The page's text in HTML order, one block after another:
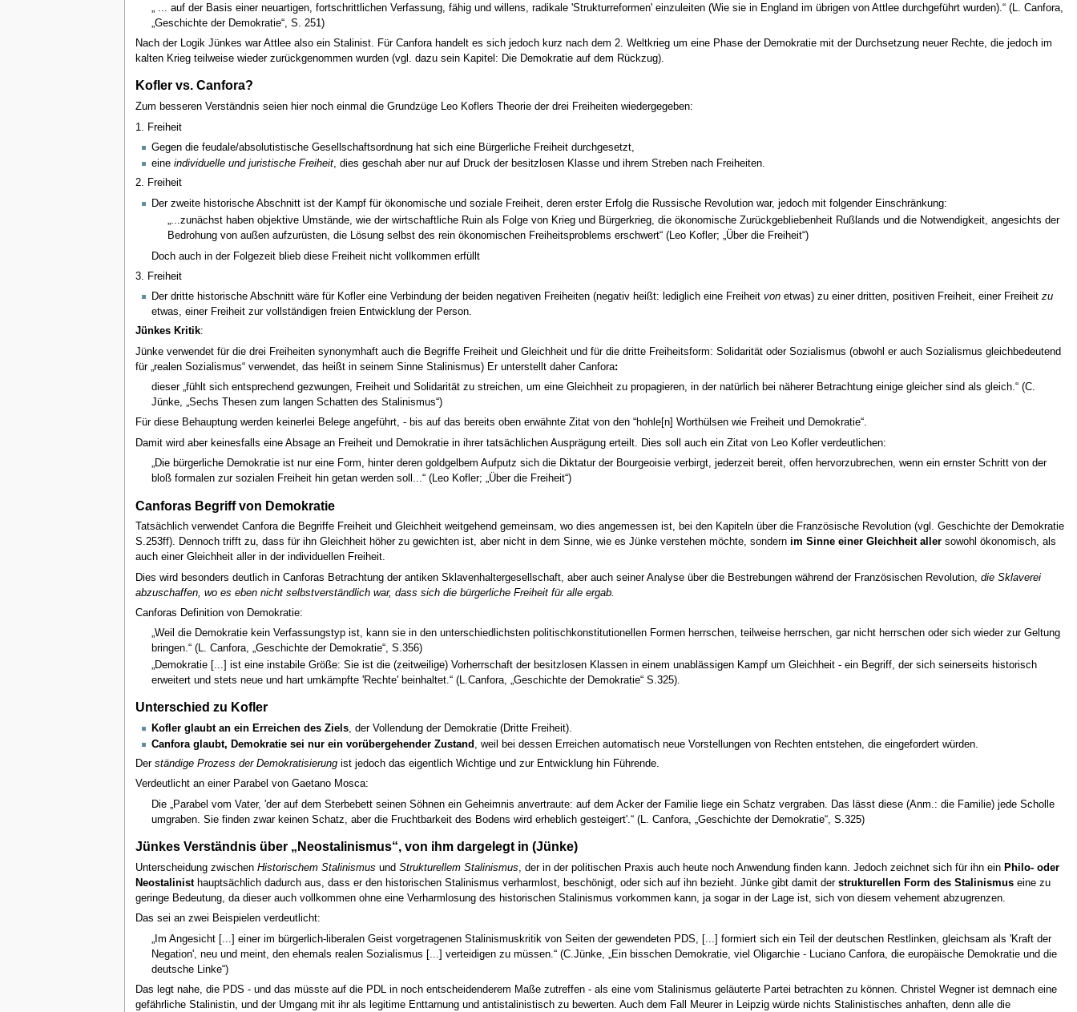
„ ... auf der Basis einer neuartigen, fortschrittlichen Verfassung, fähig und willens, radikale 'Strukturreformen' einzuleiten (Wie sie in England im übrigen von Attlee durchgeführt wurden).“ (L. Canfora,
„Geschichte der Demokratie“, S. 251)
Nach der Logik Jünkes war Attlee also ein Stalinist. Für Canfora handelt es sich jedoch kurz nach dem 2. Weltkrieg um eine Phase der Demokratie mit der Durchsetzung neuer Rechte, die jedoch im
kalten Krieg teilweise wieder zurückgenommen wurden (vgl. dazu sein Kapitel: Die Demokratie auf dem Rückzug).
Kofler vs. Canfora?
Zum besseren Verständnis seien hier noch einmal die Grundzüge Leo Koflers Theorie der drei Freiheiten wiedergegeben:
1. Freiheit
Gegen die feudale/absolutistische Gesellschaftsordnung hat sich eine Bürgerliche Freiheit durchgesetzt,
eine individuelle und juristische Freiheit, dies geschah aber nur auf Druck der besitzlosen Klasse und ihrem Streben nach Freiheiten.
2. Freiheit
Der zweite historische Abschnitt ist der Kampf für ökonomische und soziale Freiheit, deren erster Erfolg die Russische Revolution war, jedoch mit folgender Einschränkung:
„...zunächst haben objektive Umstände, wie der wirtschaftliche Ruin als Folge von Krieg und Bürgerkrieg, die ökonomische Zurückgebliebenheit Rußlands und die Notwendigkeit, angesichts der
Bedrohung von außen aufzurüsten, die Lösung selbst des rein ökonomischen Freiheitsproblems erschwert“ (Leo Kofler; „Über die Freiheit“)
Doch auch in der Folgezeit blieb diese Freiheit nicht vollkommen erfüllt
3. Freiheit
Der dritte historische Abschnitt wäre für Kofler eine Verbindung der beiden negativen Freiheiten (negativ heißt: lediglich eine Freiheit vonetwas) zu einer dritten, positiven Freiheit, einer Freiheit zu
etwas, einer Freiheit zur vollständigen freien Entwicklung der Person.
Jünkes Kritik:
Jünke verwendet für die drei Freiheiten synonymhaft auch die Begriffe Freiheit und Gleichheit und für die dritte Freiheitsform: Solidarität oder Sozialismus (obwohl er auch Sozialismus gleichbedeutend
für „realen Sozialismus“ verwendet, das heißt in seinem Sinne Stalinismus) Er unterstellt daher Canfora:
dieser „fühlt sich entsprechend gezwungen, Freiheit und Solidarität zu streichen, um eine Gleichheit zu propagieren, in der natürlich bei näherer Betrachtung einige gleicher sind als gleich.“ (C.
Jünke, „Sechs Thesen zum langen Schatten des Stalinismus“)
Für diese Behauptung werden keinerlei Belege angeführt, - bis auf das bereits oben erwähnte Zitat von den “hohle[n] Worthülsen wie Freiheit und Demokratie“.
Damit wird aber keinesfalls eine Absage an Freiheit und Demokratie in ihrer tatsächlichen Ausprägung erteilt. Dies soll auch ein Zitat von Leo Kofler verdeutlichen:
„Die bürgerliche Demokratie ist nur eine Form, hinter deren goldgelbem Aufputz sich die Diktatur der Bourgeoisie verbirgt, jederzeit bereit, offen hervorzubrechen, wenn ein ernster Schritt von der
bloß formalen zur sozialen Freiheit hin getan werden soll...“ (Leo Kofler; „Über die Freiheit“)
Canforas Begriff von Demokratie
Tatsächlich verwendet Canfora die Begriffe Freiheit und Gleichheit weitgehend gemeinsam, wo dies angemessen ist, bei den Kapiteln über die Französische Revolution (vgl. Geschichte der Demokratie
S.253ff). Dennoch trifft zu, dass für ihn Gleichheit höher zu gewichten ist, aber nicht in dem Sinne, wie es Jünke verstehen möchte, sondern im Sinne einer Gleichheit allersowohl ökonomisch, als
auch einer Gleichheit aller in der individuellen Freiheit.
Dies wird besonders deutlich in Canforas Betrachtung der antiken Sklavenhaltergesellschaft, aber auch seiner Analyse über die Bestrebungen während der Französischen Revolution, die Sklaverei
abzuschaffen, wo es eben nicht selbstverständlich war, dass sich die bürgerliche Freiheit für alle ergab.
Canforas Definition von Demokratie:
„Weil die Demokratie kein Verfassungstyp ist, kann sie in den unterschiedlichsten politischkonstitutionellen Formen herrschen, teilweise herrschen, gar nicht herrschen oder sich wieder zur Geltung
bringen.“ (L. Canfora, „Geschichte der Demokratie“, S.356)
„Demokratie [...] ist eine instabile Größe: Sie ist die (zeitweilige) Vorherrschaft der besitzlosen Klassen in einem unablässigen Kampf um Gleichheit - ein Begriff, der sich seinerseits historisch
erweitert und stets neue und hart umkämpfte 'Rechte' beinhaltet.“ (L.Canfora, „Geschichte der Demokratie“ S.325).
Unterschied zu Kofler
Kofler glaubt an ein Erreichen des Ziels, der Vollendung der Demokratie (Dritte Freiheit).
Canfora glaubt, Demokratie sei nur ein vorübergehender Zustand , weil bei dessen Erreichen automatisch neue Vorstellungen von Rechten entstehen, die eingefordert würden.
Der ständige Prozess der Demokratisierungist jedoch das eigentlich Wichtige und zur Entwicklung hin Führende.
Verdeutlicht an einer Parabel von Gaetano Mosca:
Die „Parabel vom Vater, 'der auf dem Sterbebett seinen Söhnen ein Geheimnis anvertraute: auf dem Acker der Familie liege ein Schatz vergraben. Das lässt diese (Anm.: die Familie) jede Scholle
umgraben. Sie finden zwar keinen Schatz, aber die Fruchtbarkeit des Bodens wird erheblich gesteigert'.“ (L. Canfora, „Geschichte der Demokratie“, S.325)
Jünkes Verständnis über „Neostalinismus“, von ihm dargelegt in (Jünke)
Unterscheidung zwischen Historischem Stalinismus und Strukturellem Stalinismus, der in der politischen Praxis auch heute noch Anwendung finden kann. Jedoch zeichnet sich für ihn ein Philo- oder
Neostalinisthauptsächlich dadurch aus, dass er den historischen Stalinismus verharmlost, beschönigt, oder sich auf ihn bezieht. Jünke gibt damit der strukturellen Form des Stalinismuseine zu
geringe Bedeutung, da dieser auch vollkommen ohne eine Verharmlosung des historischen Stalinismus vorkommen kann, ja sogar in der Lage ist, sich von diesem vehement abzugrenzen.
Das sei an zwei Beispielen verdeutlicht:
„Im Angesicht [...] einer im bürgerlich-liberalen Geist vorgetragenen Stalinismuskritik von Seiten der gewendeten PDS, [...] formiert sich ein Teil der deutschen Restlinken, gleichsam als 'Kraft der
Negation', neu und meint, den ehemals realen Sozialismus [...] verteidigen zu müssen.“ (C.Jünke, „Ein bisschen Demokratie, viel Oligarchie - Luciano Canfora, die europäische Demokratie und die
deutsche Linke“)
Das legt nahe, die PDS - und das müsste auf die PDL in noch entscheidenderem Maße zutreffen - als eine vom Stalinismus geläuterte Partei betrachten zu können. Christel Wegner ist demnach eine
gefährliche Stalinistin, und der Umgang mit ihr als legitime Enttarnung und antistalinistisch zu bewerten. Auch dem Fall Meurer in Leipzig würde nichts Stalinistisches anhaften, denn alle die